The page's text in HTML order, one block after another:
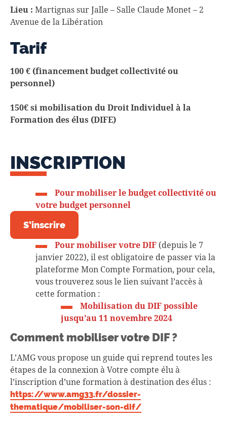
Lieu : Martignas sur Jalle – Salle Claude Monet – 2
Avenue de la Libération
Tarif
100€ (financement budget collectivité ou
personnel)
150€ si mobilisation du Droit Individuel à la
Formation des élus (DIFE)
INSCRIPTION
Pour mobiliser le budget collectivité ou
votre budget personnel
S’inscrire
Pour mobiliser votre DIF (depuis le 7
janvier 2022), il est obligatoire de passer via la
plateforme Mon Compte Formation, pour cela,
vous trouverez sous le lien suivant l’accès à
cette formation :
Mobilisation du DIF possible
jusqu’au 11 novembre 2024
Comment mobiliser votre DIF ?
L’AMG vous propose un guide qui reprend toutes les
étapes de la connexion à Votre compte élu à
l’inscription d’une formation à destination des élus :
https://www.amg33.fr/dossier-
thematique/mobiliser-son-dif/